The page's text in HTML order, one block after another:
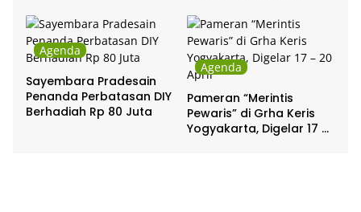
Agenda
Sayembara Pradesain
Penanda Perbatasan DIY
Berhadiah Rp 80 Juta
Agenda
Pameran “Merintis
Pewaris” di Grha Keris
Yogyakarta, Digelar 17 –